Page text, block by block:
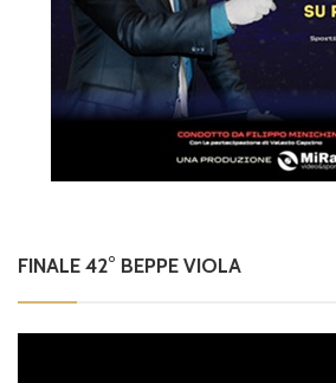
FINALE 42° BEPPE VIOLA